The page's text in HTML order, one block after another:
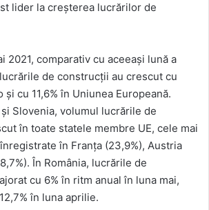
lider la creşterea lucrărilor de
2021, comparativ cu aceeaşi lună a
de construcţii au crescut cu
şi cu 11,6% în Uniunea Europeană.
Slovenia, volumul lucrările de
în toate statele membre UE, cele mai
în Franţa (23,9%), Austria
În România, lucrările de
cu 6% în ritm anual în luna mai,
în luna aprilie.